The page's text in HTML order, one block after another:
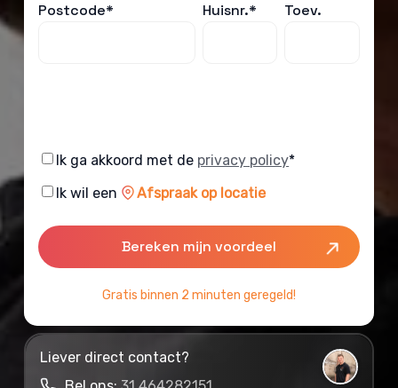
Postcode* Huisnr.* Toev.
Consent
Ik ga akkoord met de privacy policy*
Consent
Ik wil een Afspraak op locatie
Gratis binnen 2 minuten geregeld!
Liever direct contact?